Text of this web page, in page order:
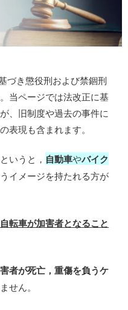
づき懲役刑および禁錮刑
当ページでは法改正に基
、旧制度や過去の事件に
表現も含まれます。
いうと， 自動車やバイク
イメージを持たれる方が
転車が加害者となること
者が死亡，重傷を負うケ
せん。